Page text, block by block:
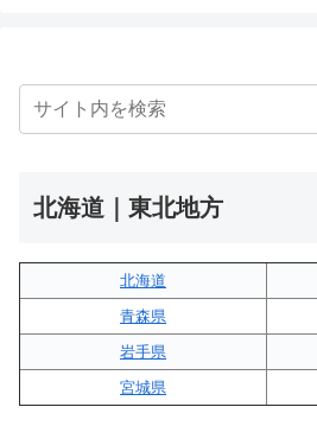
北海道｜東北地方
北海道
青森県
岩手県
宮城県